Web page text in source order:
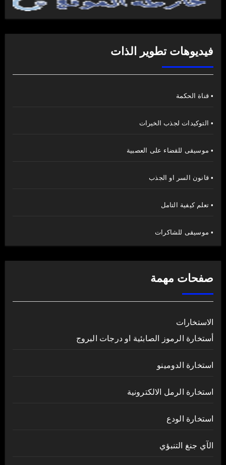
فيديوهات تطوير الذات
• قناة الحكمة
• التوكيدات لجذب الخيرات
• موسيقى للقضاء على العصبية
• قانون السر او الجذب
• تعلم كيفية التامل
• موسيقى للشاكرات
صفحات مهمة
الاستخارات
أستخارة الرموز الصابئية او درجات البروج
استخارة الدومينو
استخارة الرمل الالكترونية
استخارة الودع
الآي جنغ التنبؤي